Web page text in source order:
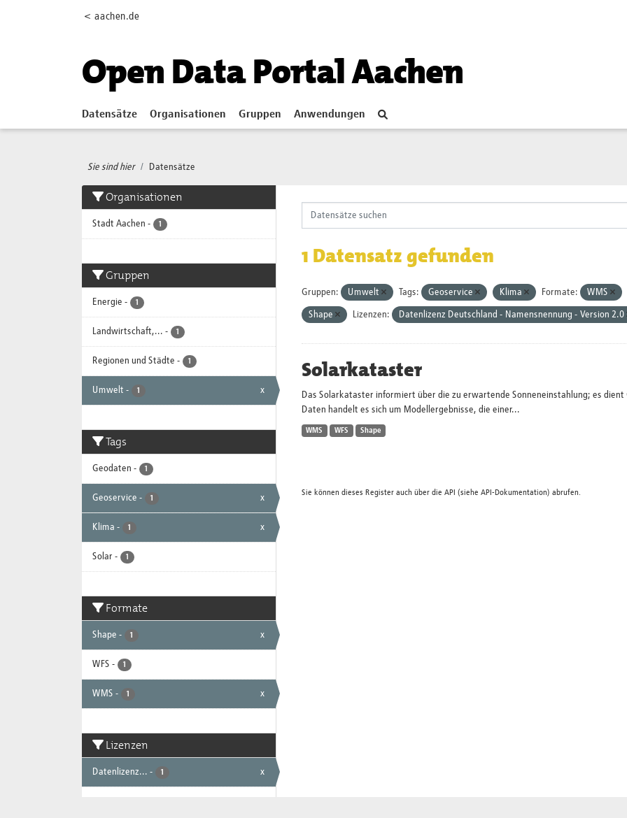
< aachen.de
Open Data Portal Aachen
Datensätze Organisationen Gruppen Anwendungen
Sie sind hier Datensätze
Organisationen
Stadt Aachen - 1
Gruppen
Energie - 1
Landwirtschaft,... - 1
Regionen und Städte - 1
Umwelt - 1 x
Tags
Geodaten - 1
Geoservice - 1 x
Klima - 1 x
Solar - 1
Formate
Shape - 1 x
WFS - 1
WMS - 1 x
Lizenzen
Datenlizenz... - 1 x
1 Datensatz gefunden
Gruppen: Umwelt Tags: Geoservice Klima Formate: WMS
Shape Lizenzen: Datenlizenz Deutschland - Namensnennung - Version 2.0
Solarkataster
Das Solarkataster informiert über die zu erwartende Sonneneinstahlung; es
Daten handelt es sich um Modellergebnisse, die einer...
WMS WFS Shape
Sie können dieses Register auch über die API (siehe API-Dokumentation) abrufen.